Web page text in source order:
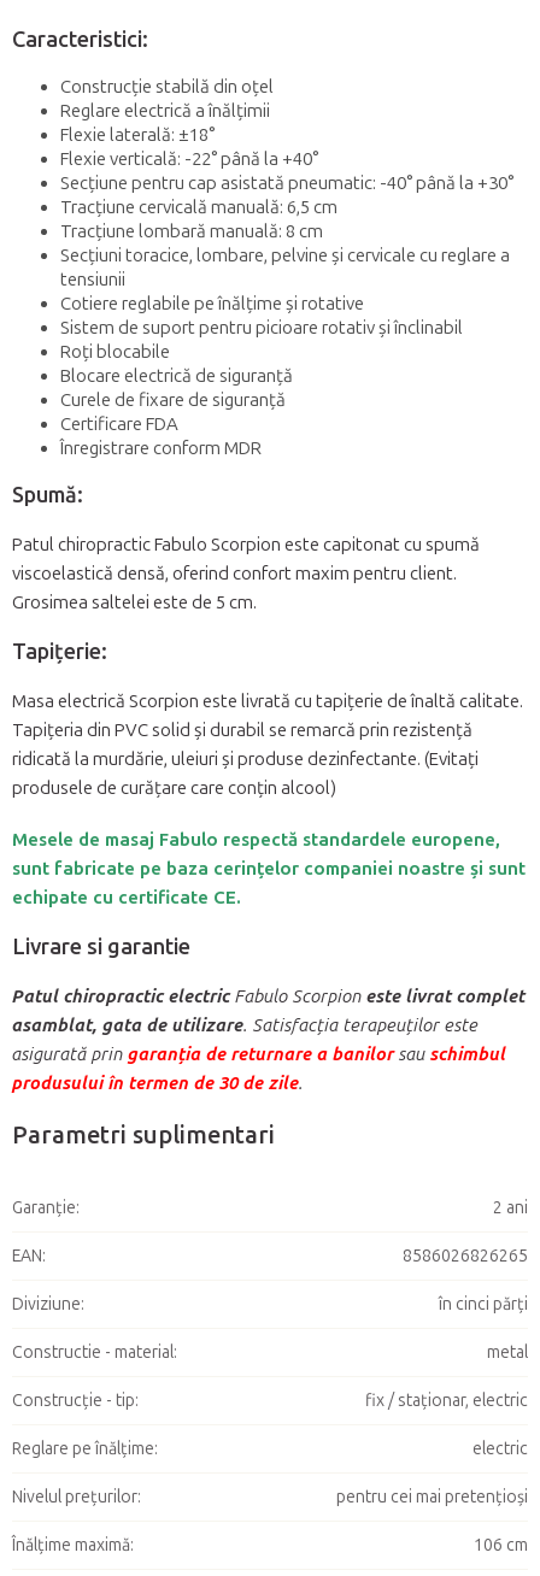
Caracteristici:
Construcție stabilă din oțel
Reglare electrică a înălțimii
Flexie laterală: ±18°
Flexie verticală: -22° până la +40°
Secțiune pentru cap asistată pneumatic: -40° până la +30°
Tracțiune cervicală manuală: 6,5 cm
Tracțiune lombară manuală: 8 cm
Secțiuni toracice, lombare, pelvine și cervicale cu reglare a
tensiunii
Cotiere reglabile pe înălțime și rotative
Sistem de suport pentru picioare rotativ și înclinabil
Roți blocabile
Blocare electrică de siguranță
Curele de fixare de siguranță
Certificare FDA
Înregistrare conform MDR
Spumă:
Patul chiropractic Fabulo Scorpion este capitonat cu spumă
viscoelastică densă, oferind confort maxim pentru client.
Grosimea saltelei este de 5 cm.
Tapiţerie:
Masa electrică Scorpion este livrată cu tapițerie de înaltă calitate.
Tapițeria din PVC solid și durabil se remarcă prin rezistență
ridicată la murdărie, uleiuri și produse dezinfectante. (Evitați
produsele de curățare care conțin alcool)
Mesele de masaj Fabulo respectă standardele europene,
sunt fabricate pe baza cerințelor companiei noastre și sunt
echipate cu certificate CE.
Livrare si garantie
Patul chiropractic electricFabulo Scorpion este livrat complet
asamblat, gata de utilizare. Satisfacția terapeuților este
asigurată prin garanția de returnare a banilorsau schimbul
produsului în termen de 30 de zile.
Parametri suplimentari
Garanţie: 2 ani
EAN: 8586026826265
Diviziune: în cinci părți
Constructie - material: metal
Construcție - tip: fix / staționar, electric
Reglare pe înălțime: electric
Nivelul prețurilor: pentru cei mai pretențioși
Înălțime maximă: 106 cm